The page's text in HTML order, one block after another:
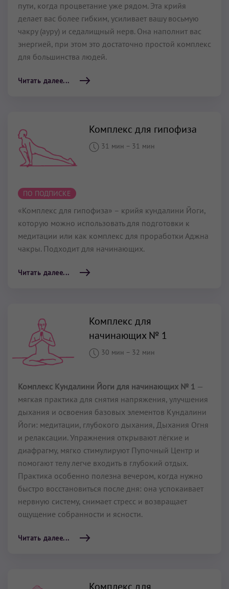
пути, когда процветание уже рядом. Эта крийя
делает вас более гибким, усиливает вашу восьмую
чакру (ауру) и седалищный нерв. Она наполнит вас
энергией, при этом это достаточно простой комплекс
для большинства людей.
Читать далее...
Комплекс для гипофиза
31 мин – 31 мин
ПО ПОДПИСКЕ
«Комплекс для гипофиза» – крийя кундалини Йоги,
которую можно использовать для подготовки к
медитации или как комплекс для проработки Аджна
чакры. Подходит для начинающих.
Читать далее...
Комплекс для
начинающих № 1
30 мин – 32 мин
Комплекс Кундалини Йоги для начинающих № 1 —
мягкая практика для снятия напряжения, улучшения
дыхания и освоения базовых элементов Кундалини
Йоги: медитации, глубокого дыхания, Дыхания Огня
и релаксации. Упражнения открывают лёгкие и
диафрагму, мягко стимулируют Пупочный Центр и
помогают телу легче входить в глубокий отдых.
Практика особенно полезна вечером, когда нужно
быстро восстановиться после дня: она успокаивает
нервную систему, снимает стресс и возвращает
ощущение собранности и ясности.
Читать далее...
Комплекс для